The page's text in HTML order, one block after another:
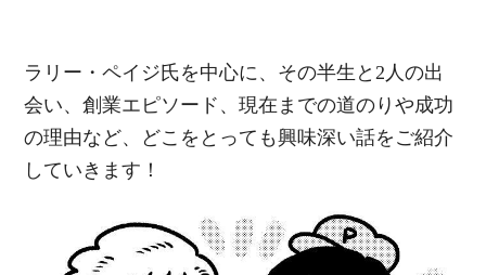
ラリー・ペイジ氏を中心に、その半生と2人の出
会い、創業エピソード、現在までの道のりや成功
の理由など、どこをとっても興味深い話をご紹介
していきます！